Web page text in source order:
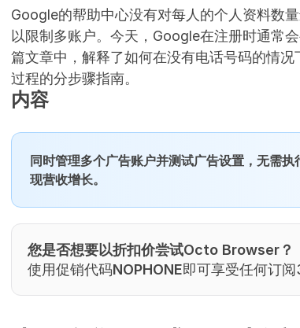
Google的帮助中心没有对每人的个人资料数
以限制多账户。今天，Google在注册时通常
篇文章中，解释了如何在没有电话号码的情
过程的分步骤指南。
内容
同时管理多个广告账户并测试广告设置，无需
现营收增长。
您是否想要以折扣价尝试Octo Browser？
使用促销代码NOPHONE即可享受任何订